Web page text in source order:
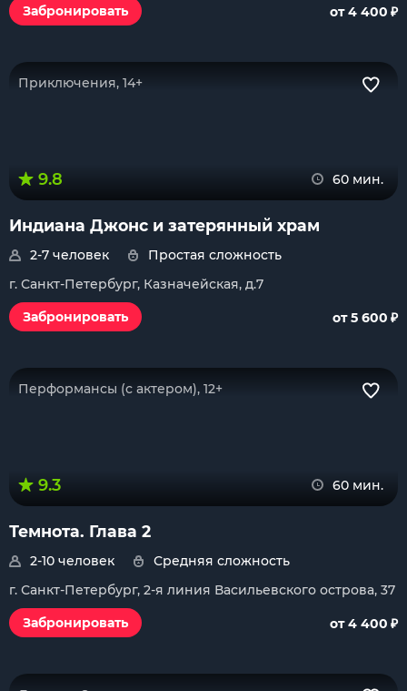
Забронировать
от 4 400 ₽
Приключения, 14+
9.8 60 мин.
Индиана Джонс и затерянный храм
2-7 человек
Простая сложность
г. Санкт-Петербург, Казначейская, д.7
Забронировать
от 5 600 ₽
Перформансы (с актером), 12+
9.3 60 мин.
Темнота. Глава 2
2-10 человек
Средняя сложность
г. Санкт-Петербург, 2-я линия Васильевского острова, 37
Забронировать
от 4 400 ₽